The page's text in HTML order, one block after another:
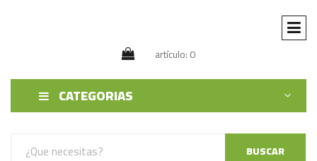
artículo: 0
CATEGORIAS
BUSCAR